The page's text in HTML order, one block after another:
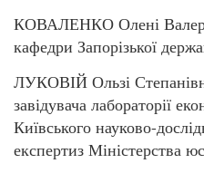
КОВАЛЕНКО Олені
кафедри Запорізької
ЛУКОВІЙ Ользі
завідувача лабораторії
Київського науково-
експертиз Міністерства